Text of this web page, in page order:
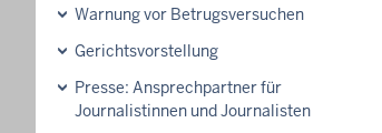
Warnung vor Betrugsversuchen
Gerichtsvorstellung
Presse: Ansprechpartner für
Journalistinnen und Journalisten